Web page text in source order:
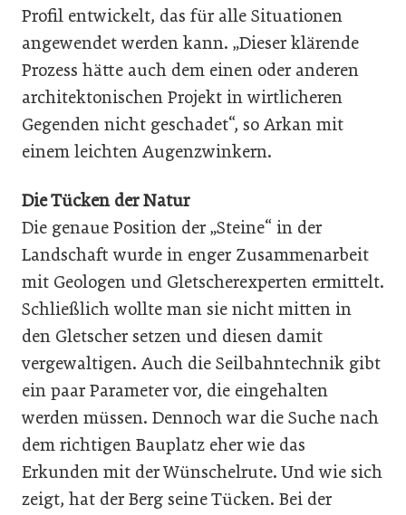
Profil entwickelt, das für alle Situationen
angewendet werden kann. „Dieser klärende
Prozess hätte auch dem einen oder anderen
architektonischen Projekt in wirtlicheren
Gegenden nicht geschadet“, so Arkan mit
einem leichten Augenzwinkern.
Die Tücken der Natur
Die genaue Position der „Steine“ in der
Landschaft wurde in enger Zusammenarbeit
mit Geologen und Gletscherexperten ermittelt.
Schließlich wollte man sie nicht mitten in
den Gletscher setzen und diesen damit
vergewaltigen. Auch die Seilbahntechnik gibt
ein paar Parameter vor, die eingehalten
werden müssen. Dennoch war die Suche nach
dem richtigen Bauplatz eher wie das
Erkunden mit der Wünschelrute. Und wie sich
zeigt, hat der Berg seine Tücken. Bei der